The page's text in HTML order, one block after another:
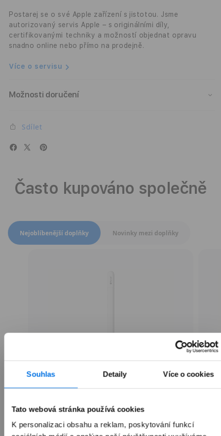
Souhlas Detaily Více o cookies
Tato webová stránka používá cookies
K personalizaci obsahu a reklam, poskytování funkcí
tmavě
modrý
Postarej se o své Apple zařízení s jistotou. Jsme
autorizovaný servis Apple – s originálními díly,
certifikovanými techniky a možností objednat opravu
snadno online nebo přímo na prodejně.
Více o servisu
Možnosti doručení
Sdílet
Často kupováno společně
Přepnout zobrazení produktů
Nejoblíbenější doplňky Novinky mezi doplňky
Apple Pencil (USB-C)